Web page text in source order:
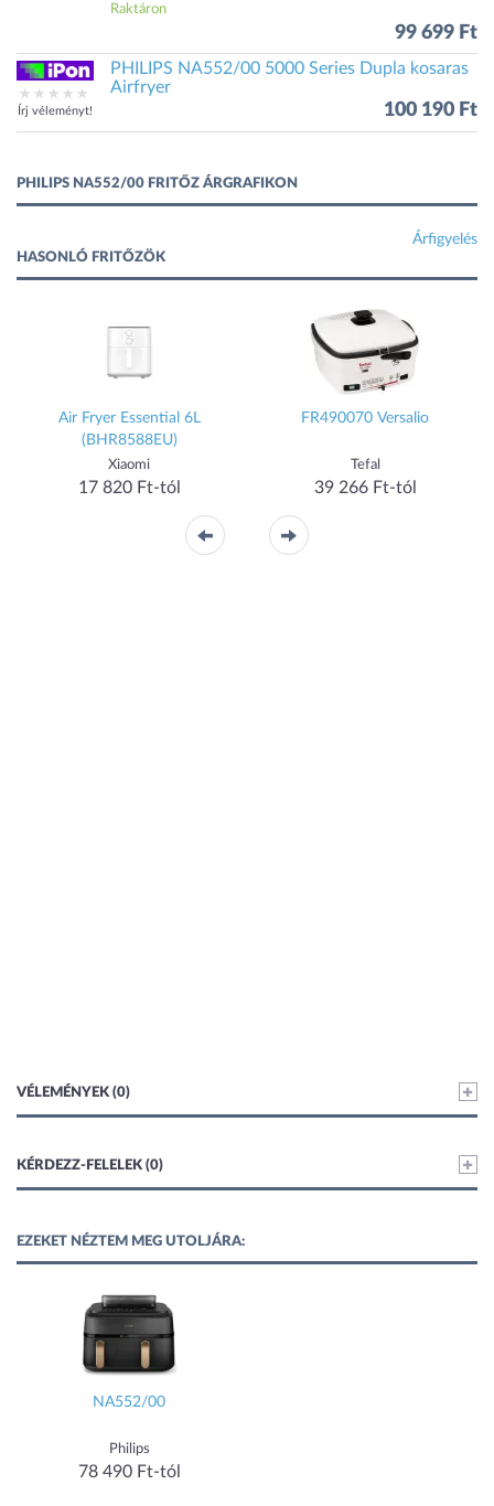
Raktáron
99 699 Ft
Írj véleményt!
PHILIPS NA552/00 5000 Series Dupla kosaras
Airfryer
100 190 Ft
PHILIPS NA552/00 FRITŐZ ÁRGRAFIKON
Árfigyelés
HASONLÓ FRITŐZÖK
Air Fryer Essential 6L
(BHR8588EU)
Xiaomi
17 820 Ft-tól
FR490070 Versalio
Tefal
39 266 Ft-tól
VÉLEMÉNYEK (0)
KÉRDEZZ-FELELEK (0)
EZEKET NÉZTEM MEG UTOLJÁRA:
NA552/00
Philips
78 490 Ft-tól